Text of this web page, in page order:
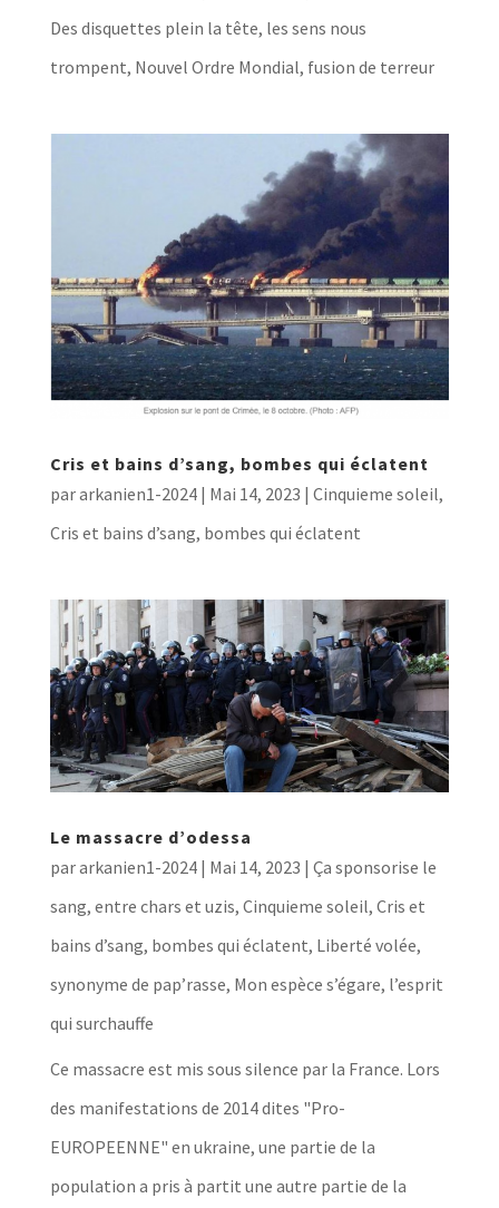
Des disquettes plein la tête, les sens nous
trompent, Nouvel Ordre Mondial, fusion de terreur
Cris et bains d’sang, bombes qui éclatent
pararkanien1-2024| Mai 14, 2023 | Cinquieme soleil,
Cris et bains d’sang, bombes qui éclatent
Le massacre d’odessa
pararkanien1-2024| Mai 14, 2023 | Ça sponsorise le
sang, entre chars et uzis, Cinquieme soleil, Cris et
bains d’sang, bombes qui éclatent, Liberté volée,
synonyme de pap’rasse, Mon espèce s’égare, l’esprit
qui surchauffe
Ce massacre est mis sous silence par la France. Lors
des manifestations de 2014 dites "Pro-
EUROPEENNE" en ukraine, une partie de la
population a pris à partit une autre partie de la